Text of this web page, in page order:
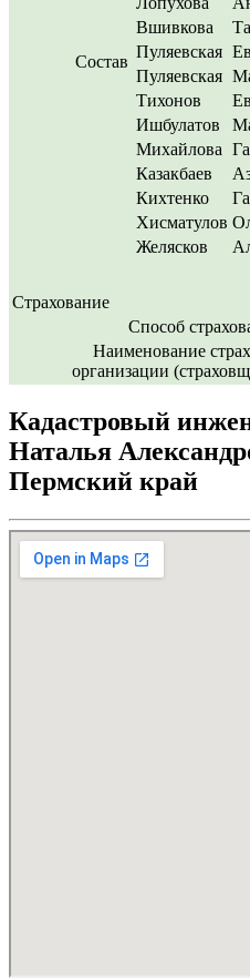
Состав
Вшивкова
Пуляевская
Пуляевская
Тихонов
Ишбулатов
Михайлова
Казакбаев
Кихтенко
Хисматулов
Желясков
Страхование
Способ
Наименование
организации
Кадастровый
Наталья
Пермский край